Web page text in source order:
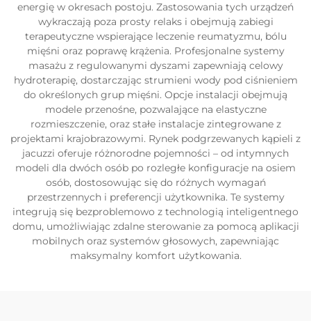
energię w okresach postoju. Zastosowania tych urządzeń
wykraczają poza prosty relaks i obejmują zabiegi
terapeutyczne wspierające leczenie reumatyzmu, bólu
mięśni oraz poprawę krążenia. Profesjonalne systemy
masażu z regulowanymi dyszami zapewniają celowy
hydroterapię, dostarczając strumieni wody pod ciśnieniem
do określonych grup mięśni. Opcje instalacji obejmują
modele przenośne, pozwalające na elastyczne
rozmieszczenie, oraz stałe instalacje zintegrowane z
projektami krajobrazowymi. Rynek podgrzewanych kąpieli z
jacuzzi oferuje różnorodne pojemności – od intymnych
modeli dla dwóch osób po rozległe konfiguracje na osiem
osób, dostosowując się do różnych wymagań
przestrzennych i preferencji użytkownika. Te systemy
integrują się bezproblemowo z technologią inteligentnego
domu, umożliwiając zdalne sterowanie za pomocą aplikacji
mobilnych oraz systemów głosowych, zapewniając
maksymalny komfort użytkowania.